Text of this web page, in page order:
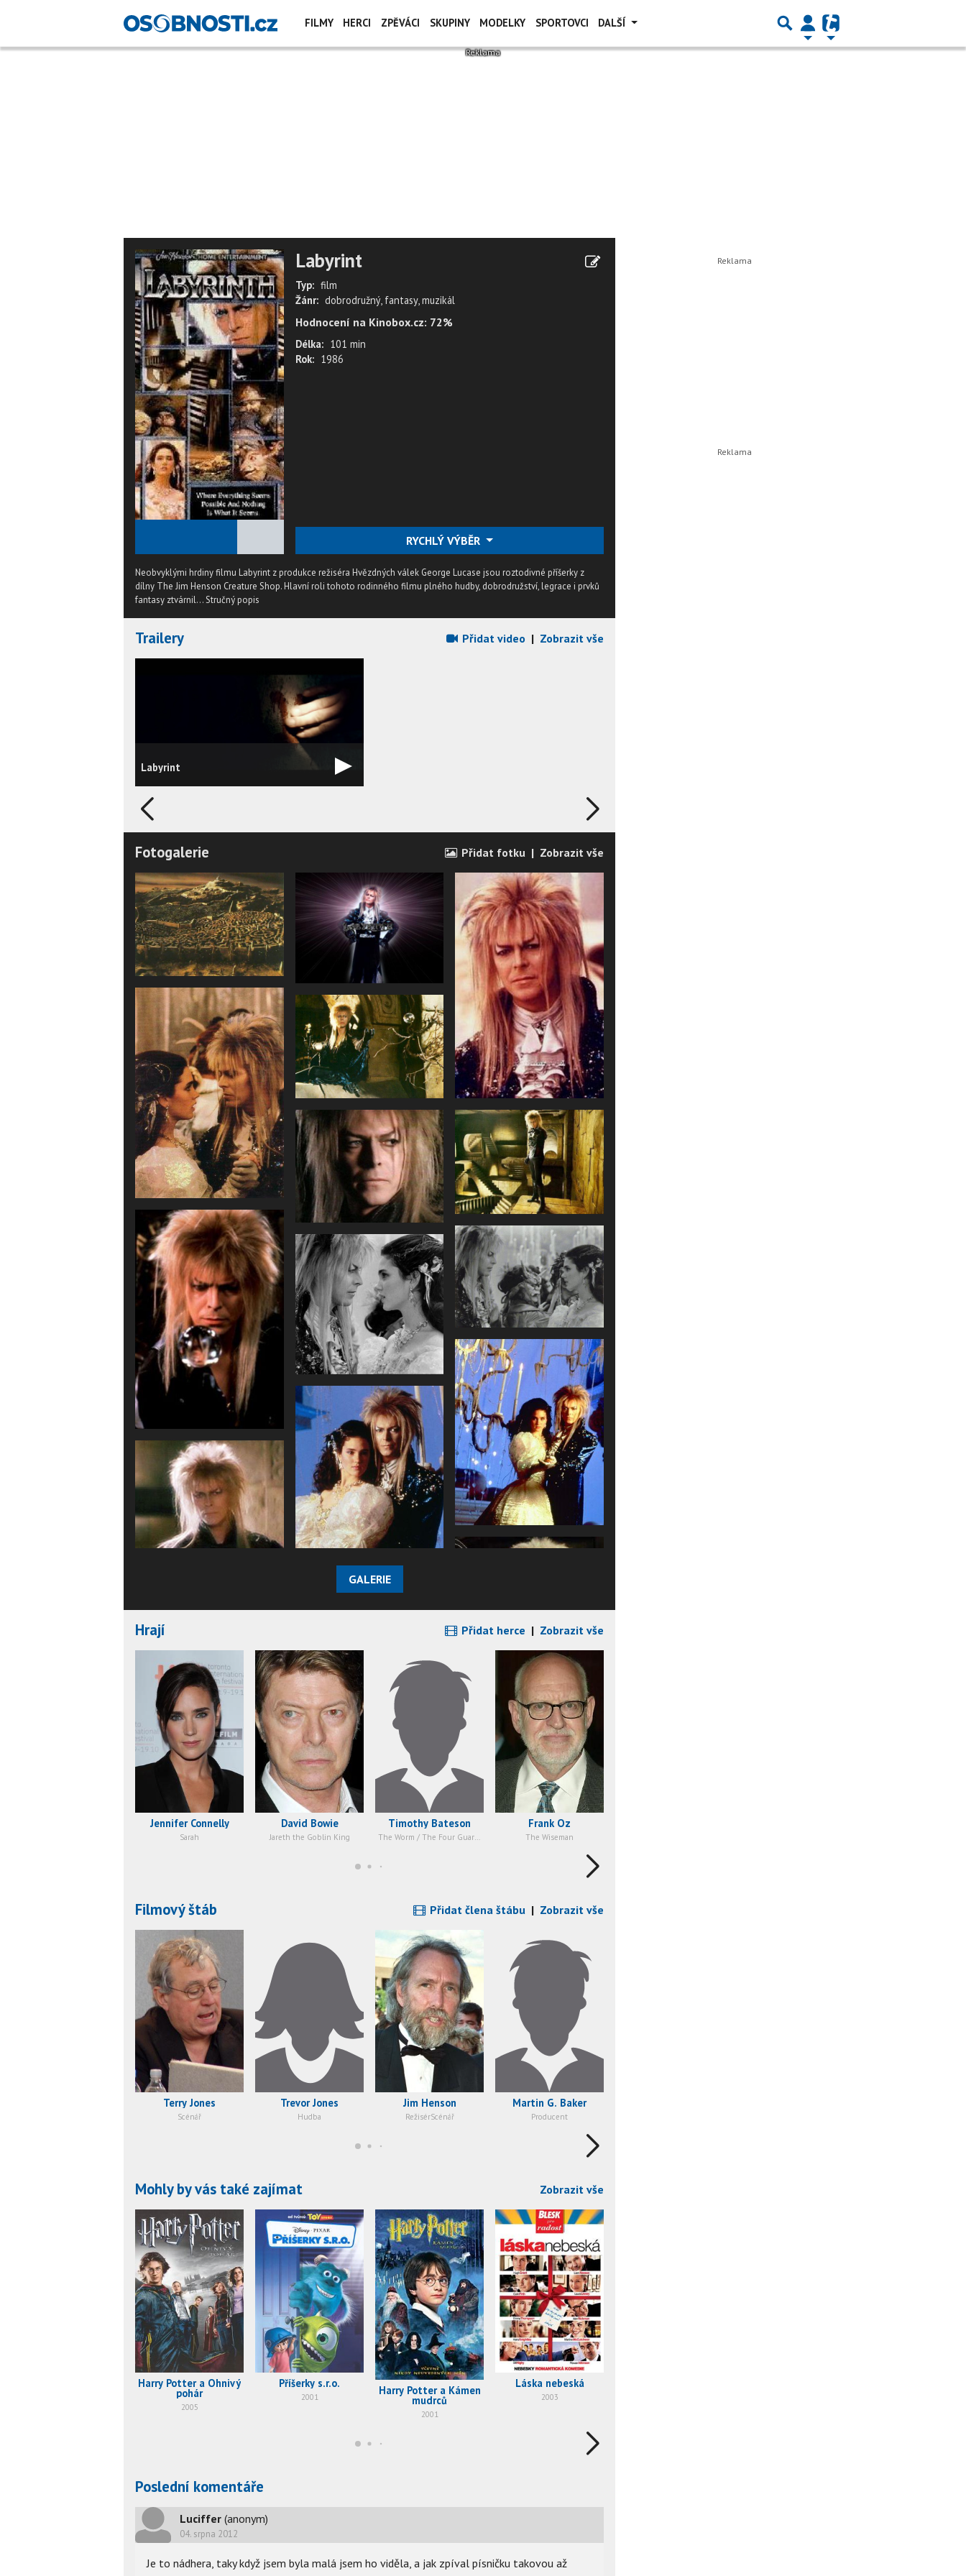
FILMY HERCI ZPĚVÁCI SKUPINY MODELKY SPORTOVCI DALŠÍ
Labyrint
Typ: film
Žánr: dobrodružný, fantasy, muzikál
Hodnocení na Kinobox.cz: 72%
Délka: 101 min
Rok: 1986
RYCHLÝ VÝBĚR
Neobvyklými hrdiny filmu Labyrint z produkce režiséra Hvězdných válek George Lucase jsou roztodivné příšerky z
dílny The Jim Henson Creature Shop. Hlavní roli tohoto rodinného filmu plného hudby, dobrodružství, legrace i prvků
fantasy ztvárnil...Stručný popis
Trailery Přidat video | Zobrazit vše
Labyrint
Fotogalerie Přidat fotku | Zobrazit vše
GALERIE
Hrají Přidat herce | Zobrazit vše
Jennifer Connelly
Sarah
David Bowie
Jareth the Goblin King
Timothy Bateson
The Worm / The Four Guards / Goblin
Frank Oz
The Wiseman
Filmový štáb Přidat člena štábu | Zobrazit vše
Terry Jones
Scénář
Trevor Jones
Hudba
Jim Henson
RežisérScénář
Martin G. Baker
Producent
Mohly by vás také zajímat Zobrazit vše
Harry Potter a Ohnivý
pohár
2005
Příšerky s.r.o.
2001 Harry Potter a Kámen
mudrců
2001
Láska nebeská
2003
Poslední komentáře
Luciffer (anonym)
04. srpna 2012
Je to nádhera, taky když jsem byla malá jsem ho viděla, a jak zpíval písničku takovou až